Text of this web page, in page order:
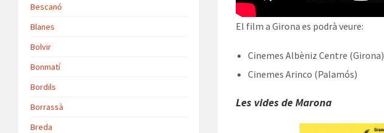
El film a Girona es podrà veure:
Cinemes Albèniz Centre (Girona)
Cinemes Arinco (Palamós)
Les vides de Marona
Bescanó
Blanes
Bolvir
Bonmatí
Bordils
Borrassà
Breda